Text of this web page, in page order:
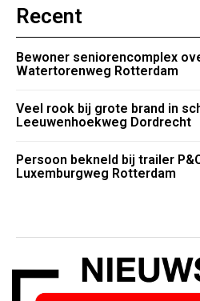
Recent
Bewoner seniorencomplex
Watertorenweg Rotterdam
Veel rook bij grote brand in
Leeuwenhoekweg Dordrecht
Persoon bekneld bij trailer
Luxemburgweg Rotterdam